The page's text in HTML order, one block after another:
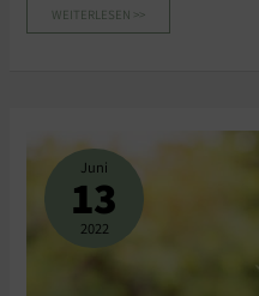
WEITERLESEN >>
Juni
13
2022
DEUTSCHLAND
ZU
NIEDRIG
VERMÖGENSBILDUNG
NOT